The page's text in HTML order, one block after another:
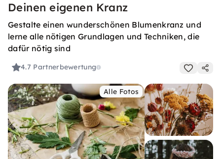
Deinen eigenen Kranz
Gestalte einen wunderschönen Blumenkranz und
lerne alle nötigen Grundlagen und Techniken, die
dafür nötig sind
4.7 Partnerbewertung
Alle Fotos